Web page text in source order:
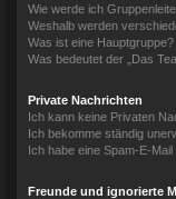
Wie werde ich
Weshalb werden
Was ist eine Hauptgruppe?
Was bedeutet der „Das
Private Nachrichten
Ich kann keine Privaten
Ich bekomme ständig
Ich habe eine Spam-E-
Freunde und ignorierte